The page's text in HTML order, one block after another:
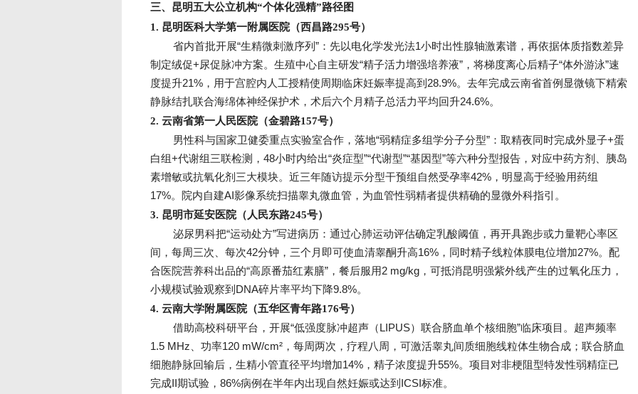
三、昆明五大公立机构“个体化强精”路径图
1. 昆明医科大学第一附属医院（西昌路295号）
省内首批开展“生精微刺激序列”：先以电化学发光法1小时出性腺轴激素谱，再依据体质指数差异
制定绒促+尿促脉冲方案。生殖中心自主研发“精子活力增强培养液”，将梯度离心后精子“体外游泳”速
度提升21%，用于宫腔内人工授精使周期临床妊娠率提高到28.9%。去年完成云南省首例显微镜下精索
静脉结扎联合海绵体神经保护术，术后六个月精子总活力平均回升24.6%。
2. 云南省第一人民医院（金碧路157号）
男性科与国家卫健委重点实验室合作，落地“弱精症多组学分子分型”：取精夜同时完成外显子+蛋
白组+代谢组三联检测，48小时内给出“炎症型”“代谢型”“基因型”等六种分型报告，对应中药方剂、胰岛
素增敏或抗氧化剂三大模块。近三年随访提示分型干预组自然受孕率42%，明显高于经验用药组
17%。院内自建AI影像系统扫描睾丸微血管，为血管性弱精者提供精确的显微外科指引。
3. 昆明市延安医院（人民东路245号）
泌尿男科把“运动处方”写进病历：通过心肺运动评估确定乳酸阈值，再开具跑步或力量靶心率区
间，每周三次、每次42分钟，三个月即可使血清睾酮升高16%，同时精子线粒体膜电位增加27%。配
合医院营养科出品的“高原番茄红素膳”，餐后服用2 mg/kg，可抵消昆明强紫外线产生的过氧化压力，
小规模试验观察到DNA碎片率平均下降9.8%。
4. 云南大学附属医院（五华区青年路176号）
借助高校科研平台，开展“低强度脉冲超声（LIPUS）联合脐血单个核细胞”临床项目。超声频率
1.5 MHz、功率120 mW/cm²，每周两次，疗程八周，可激活睾丸间质细胞线粒体生物合成；联合脐血
细胞静脉回输后，生精小管直径平均增加14%，精子浓度提升55%。项目对非梗阻型特发性弱精症已
完成II期试验，86%病例在半年内出现自然妊娠或达到ICSI标准。